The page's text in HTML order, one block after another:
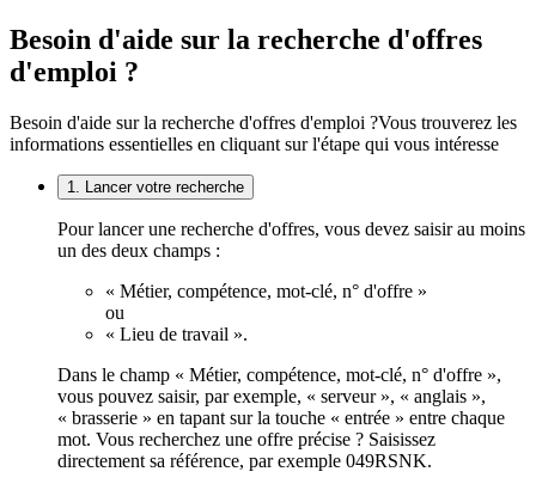
Besoin d'aide sur la recherche d'offres
d'emploi ?
Besoin d'aide sur la recherche d'offres d'emploi ?Vous trouverez les
informations essentielles en cliquant sur l'étape qui vous intéresse
1. Lancer votre recherche
Pour lancer une recherche d'offres, vous devez saisir au moins
un des deux champs :
« Métier, compétence, mot-clé, n° d'offre »
ou
« Lieu de travail ».
Dans le champ « Métier, compétence, mot-clé, n° d'offre »,
vous pouvez saisir, par exemple, « serveur », « anglais »,
« brasserie » en tapant sur la touche « entrée » entre chaque
mot. Vous recherchez une offre précise ? Saisissez
directement sa référence, par exemple 049RSNK.